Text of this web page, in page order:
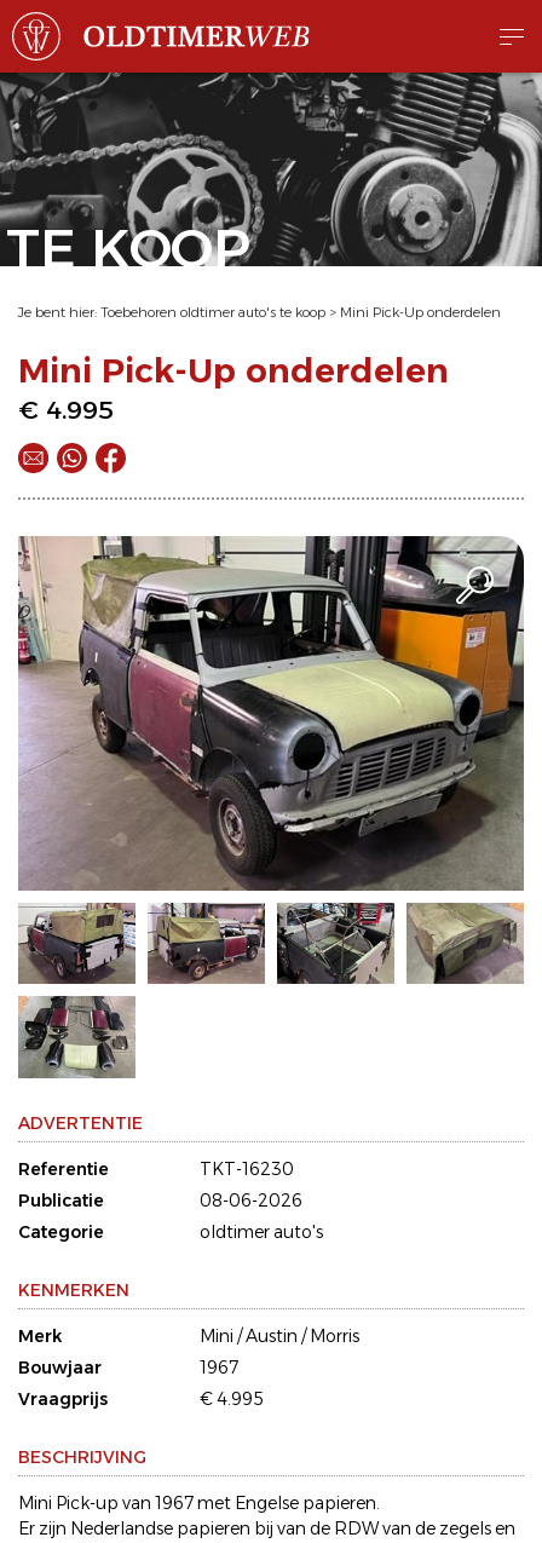
TE KOOP
Je bent hier: Toebehoren oldtimer auto's te koop > Mini Pick-Up onderdelen
Mini Pick-Up onderdelen
€ 4.995
ADVERTENTIE
Referentie
TKT-16230
Publicatie
08-06-2026
Categorie
oldtimer auto's
KENMERKEN
Merk
Mini / Austin / Morris
Bouwjaar
1967
Vraagprijs
€ 4.995
BESCHRIJVING
Mini Pick-up van 1967 met Engelse papieren.
Er zijn Nederlandse papieren bij van de RDW van de zegels en